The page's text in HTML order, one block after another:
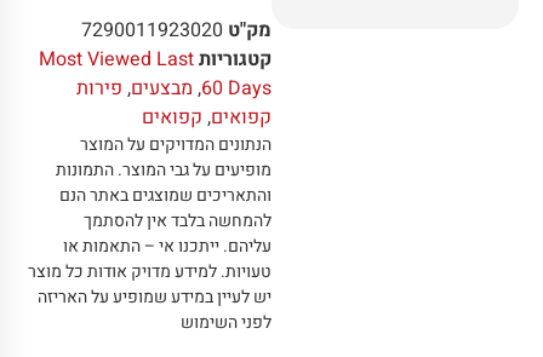
מק"ט 7290011923020
קטגוריותMost Viewed Last
60 Days
, מבצעים, פירות
קפואים, קפואים
הנתונים המדויקים על המוצר
מופיעים על גבי המוצר.התמונות
והתאריכים שמוצגים באתר הנם
להמחשה בלבד אין להסתמך
עליהם.ייתכנו אי – התאמות או
טעויות.למידע מדויק אודות כל מוצר
יש לעיין במידע שמופיע על האריזה
לפני השימוש